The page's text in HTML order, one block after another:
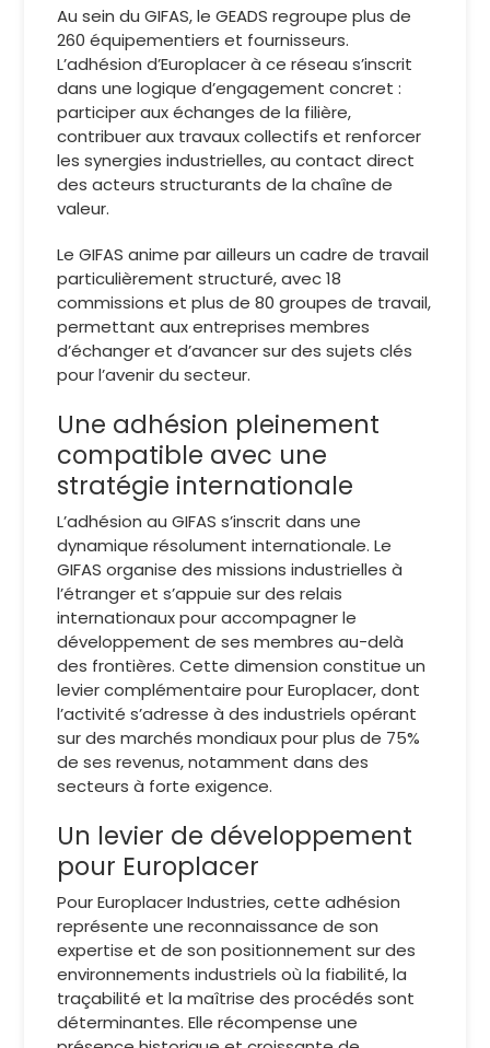
Au sein du GIFAS, le GEADS regroupe plus de
260 équipementiers et fournisseurs.
L’adhésion d’Europlacer à ce réseau s’inscrit
dans une logique d’engagement concret :
participer aux échanges de la filière,
contribuer aux travaux collectifs et renforcer
les synergies industrielles, au contact direct
des acteurs structurants de la chaîne de
valeur.
Le GIFAS anime par ailleurs un cadre de travail
particulièrement structuré, avec 18
commissions et plus de 80 groupes de travail,
permettant aux entreprises membres
d’échanger et d’avancer sur des sujets clés
pour l’avenir du secteur.
Une adhésion pleinement
compatible avec une
stratégie internationale
L’adhésion au GIFAS s’inscrit dans une
dynamique résolument internationale. Le
GIFAS organise des missions industrielles à
l’étranger et s’appuie sur des relais
internationaux pour accompagner le
développement de ses membres au-delà
des frontières. Cette dimension constitue un
levier complémentaire pour Europlacer, dont
l’activité s’adresse à des industriels opérant
sur des marchés mondiaux pour plus de 75%
de ses revenus, notamment dans des
secteurs à forte exigence.
Un levier de développement
pour Europlacer
Pour Europlacer Industries, cette adhésion
représente une reconnaissance de son
expertise et de son positionnement sur des
environnements industriels où la fiabilité, la
traçabilité et la maîtrise des procédés sont
déterminantes. Elle récompense une